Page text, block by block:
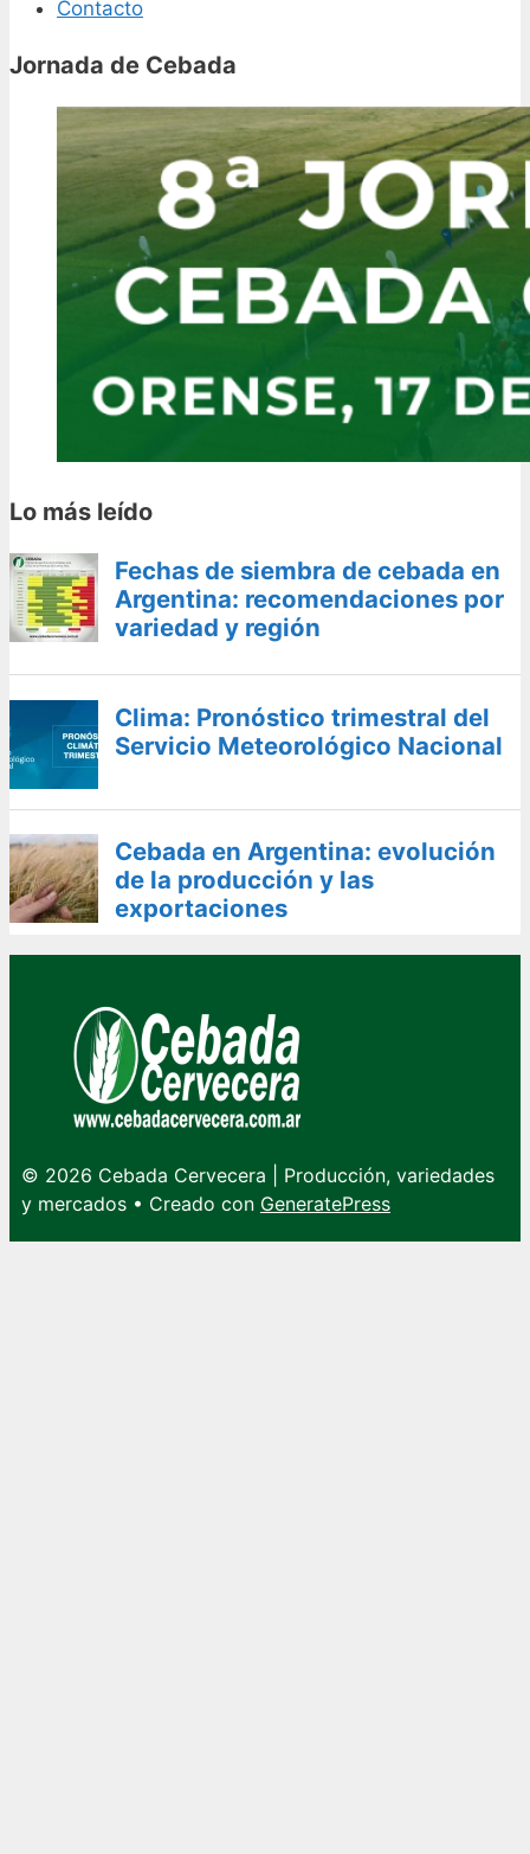
Contacto
Jornada de Cebada
Lo más leído
Fechas de siembra de cebada en
Argentina: recomendaciones por
variedad y región
Clima: Pronóstico trimestral del
Servicio Meteorológico Nacional
Cebada en Argentina: evolución
de la producción y las
exportaciones
© 2026 Cebada Cervecera | Producción, variedades
y mercados • Creado con GeneratePress